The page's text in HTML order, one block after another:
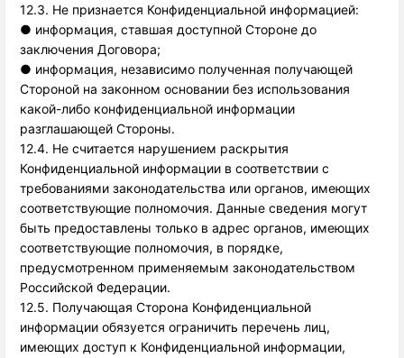
12.3. Не признается Конфиденциальной информацией:
● информация, ставшая доступной Стороне до
заключения Договора;
● информация, независимо полученная получающей
Стороной на законном основании без использования
какой-либо конфиденциальной информации
разглашающей Стороны.
12.4. Не считается нарушением раскрытия
Конфиденциальной информации в соответствии с
требованиями законодательства или органов, имеющих
соответствующие полномочия. Данные сведения могут
быть предоставлены только в адрес органов, имеющих
соответствующие полномочия, в порядке,
предусмотренном применяемым законодательством
Российской Федерации.
12.5. Получающая Сторона Конфиденциальной
информации обязуется ограничить перечень лиц,
имеющих доступ к Конфиденциальной информации,